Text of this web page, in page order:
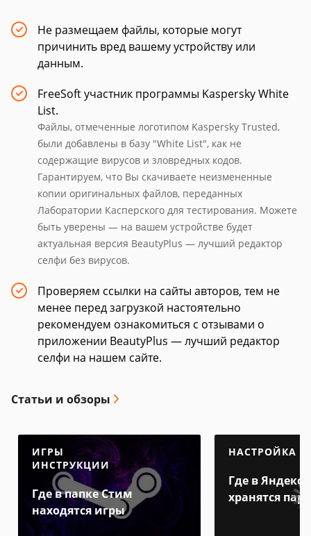
Не размещаем файлы, которые могут
причинить вред вашему устройству или
данным.
FreeSoft участник программы Kaspersky White
List.
Файлы, отмеченные логотипом Kaspersky Trusted,
были добавлены в базу "White List", как не
содержащие вирусов и зловредных кодов.
Гарантируем, что Вы скачиваете неизмененные
копии оригинальных файлов, переданных
Лаборатории Касперского для тестирования. Можете
быть уверены — на вашем устройстве будет
актуальная версия BeautyPlus — лучший редактор
селфи без вирусов.
Проверяем ссылки на сайты авторов, тем не
менее перед загрузкой настоятельно
рекомендуем ознакомиться с отзывами о
приложении BeautyPlus — лучший редактор
селфи на нашем сайте.
Статьи и обзоры
ИГРЫ
ИНСТРУКЦИИ
Где в папке Стим
находятся игры
НАСТРОЙКА
Где в Яндекс
хранятся